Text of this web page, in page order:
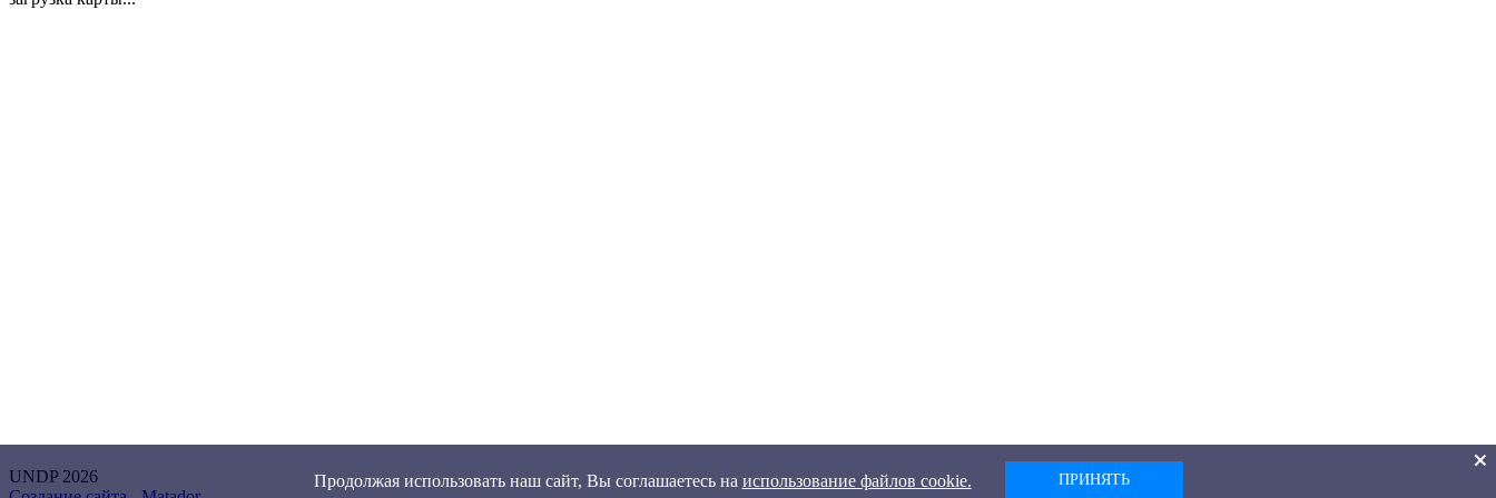
UNDP 2026
Продолжая использовать наш сайт, Вы соглашаетесь на использование файлов cookie. ПРИНЯТЬ